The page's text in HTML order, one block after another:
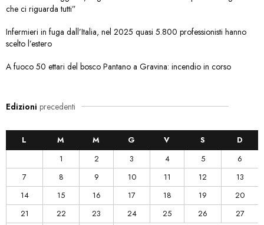
che ci riguarda tutti”
Infermieri in fuga dall’Italia, nel 2025 quasi 5.800 professionisti hanno
scelto l’estero
A fuoco 50 ettari del bosco Pantano a Gravina: incendio in corso
Edizioni precedenti
L M M G V S
D
1
2 3 4 5
6
7
8 9 10 11 12
13
14
15 16 17 18 19
20
21
22 23 24 25 26
27